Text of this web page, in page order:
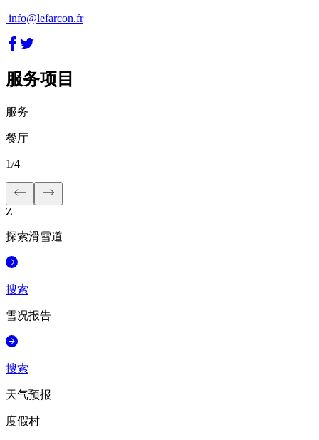
info@lefarcon.fr
服务项目
服务
餐厅
1/4
Z
探索滑雪道
搜索
雪况报告
搜索
天气预报
度假村